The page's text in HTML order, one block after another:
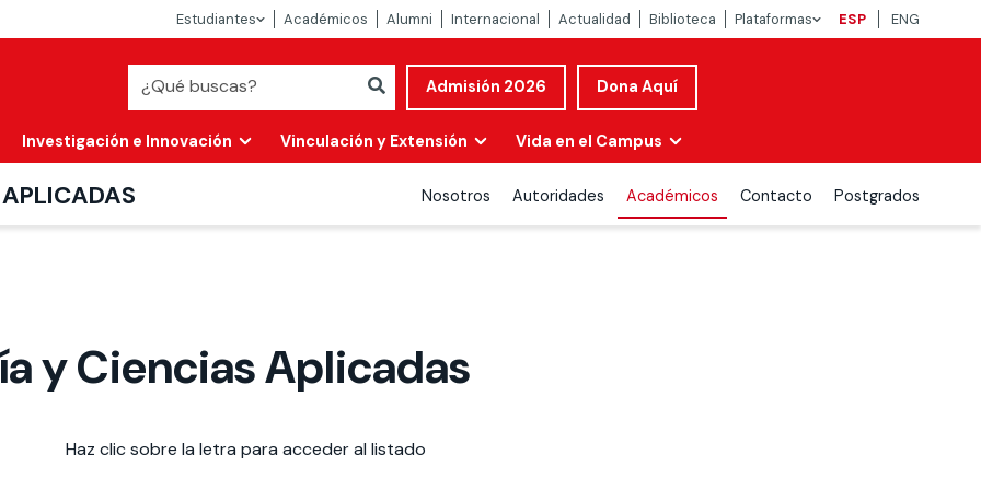
Estudiantes Académicos Alumni Internacional Actualidad Biblioteca Plataformas ESP ENG
Admisión 2026 Dona Aquí
Investigación e Innovación Vinculación y Extensión Vida en el Campus
Nosotros Autoridades Académicos Contacto Postgrados
y Ciencias Aplicadas
Haz clic sobre la letra para acceder al listado